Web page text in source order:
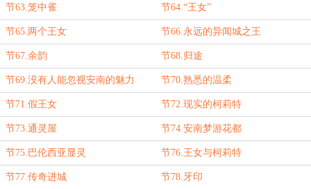
节63.笼中雀 节64.“王女”
节65.两个王女 节66.永远的异闻城之王
节67.余韵 节68.归途
节69.没有人能忽视安南的魅力 节70.熟悉的温柔
节71.假王女 节72.现实的柯莉特
节73.通灵屋 节74.安南梦游花都
节75.巴伦西亚显灵 节76.王女与柯莉特
节77.传奇进城 节78.牙印